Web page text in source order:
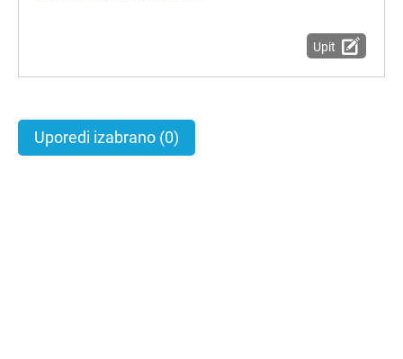
Upit
Uporedi izabrano (0)